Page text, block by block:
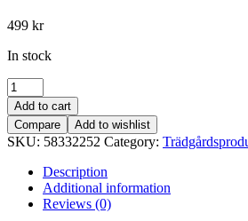
499 kr
In stock
30m
Magic
Hose
Expanderande
Vattenslang
Trädgårdsslang
quantity
Add to cart
Compare
Add to wishlist
SKU: 58332252 Category:
Description
Additional information
Reviews (0)